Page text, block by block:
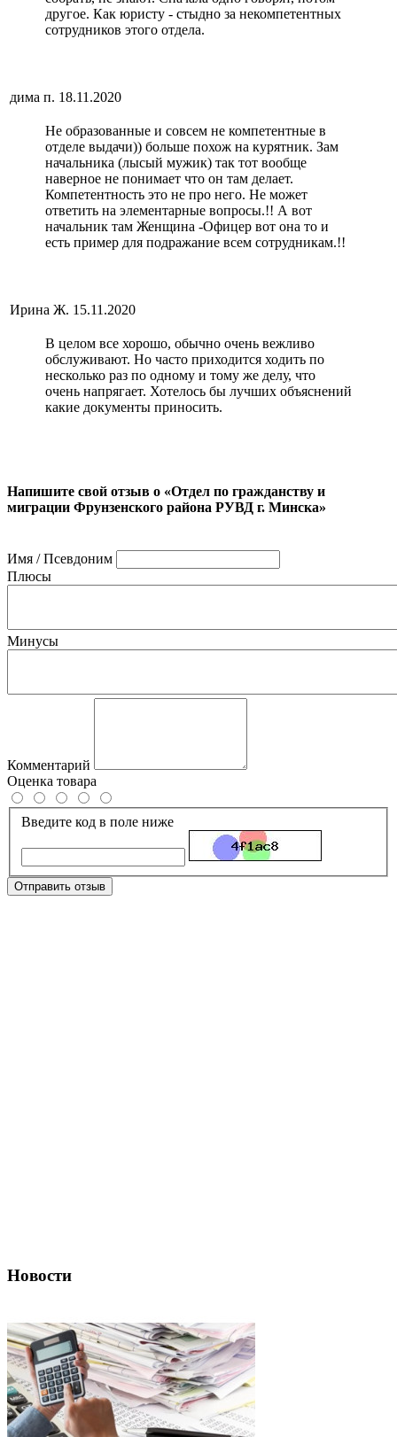
другое. Как юристу - стыдно за некомпетентных
сотрудников этого отдела.
дима п. 18.11.2020
Не образованные и совсем не компетентные в
отделе выдачи)) больше похож на курятник. Зам
начальника (лысый мужик) так тот вообще
наверное не понимает что он там делает.
Компетентность это не про него. Не может
ответить на элементарные вопросы.!! А вот
начальник там Женщина -Офицер вот она то и
есть пример для подражание всем сотрудникам.!!
Ирина Ж. 15.11.2020
В целом все хорошо, обычно очень вежливо
обслуживают. Но часто приходится ходить по
несколько раз по одному и тому же делу, что
очень напрягает. Хотелось бы лучших объяснений
какие документы приносить.
Напишите свой отзыв о «Отдел по гражданству и
миграции Фрунзенского района РУВД г. Минска»
Имя / Псевдоним
Плюсы
Минусы
Комментарий
Оценка товара
Введите код в поле ниже
Отправить отзыв
Новости